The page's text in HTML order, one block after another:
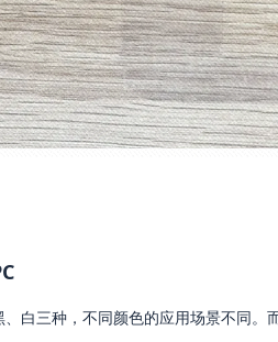
、白三种，不同颜色的应用场景不同。